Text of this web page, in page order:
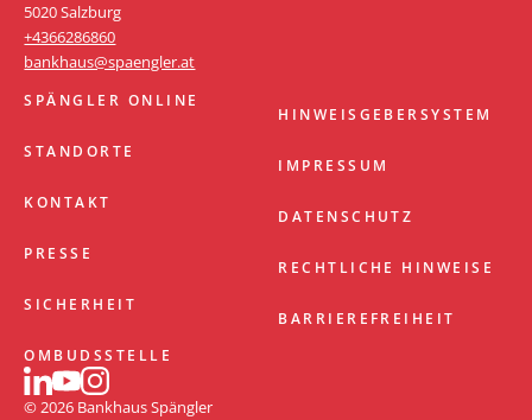
5020 Salzburg
+4366286860
bankhaus@spaengler.at
SPÄNGLER ONLINE
STANDORTE
KONTAKT
PRESSE
SICHERHEIT
OMBUDSSTELLE
HINWEISGEBERSYSTEM
IMPRESSUM
DATENSCHUTZ
RECHTLICHE HINWEISE
BARRIEREFREIHEIT
© 2026 Bankhaus Spängler